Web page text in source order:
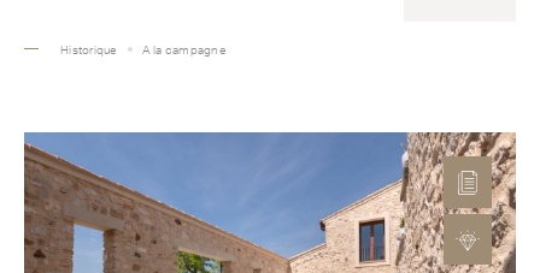
Historique A la campagne